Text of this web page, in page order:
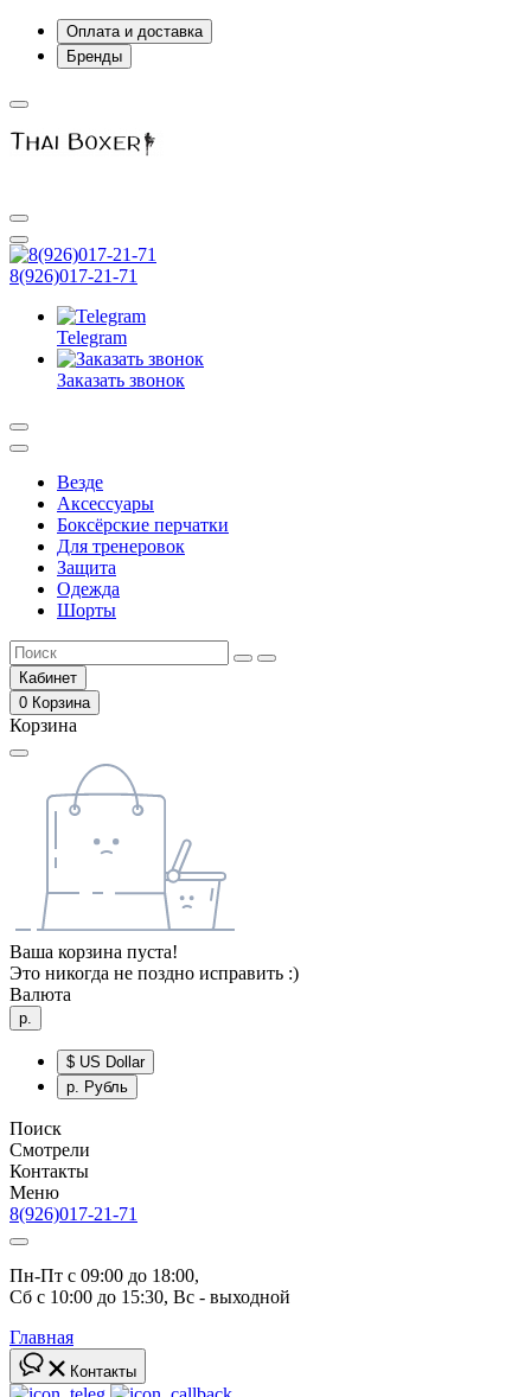
Оплата и доставка
Бренды
8(926)017-21-71
Telegram
Заказать звонок
Везде
Аксессуары
Боксёрские перчатки
Для тренеровок
Защита
Одежда
Шорты
Кабинет
0 Корзина
Корзина
Ваша корзина пуста!
Это никогда не поздно исправить :)
Валюта
р.
$ US Dollar
р. Рубль
Поиск
Смотрели
Контакты
Меню
8(926)017-21-71
Пн-Пт с 09:00 до 18:00,
Сб с 10:00 до 15:30, Вс - выходной
Главная
Контакты